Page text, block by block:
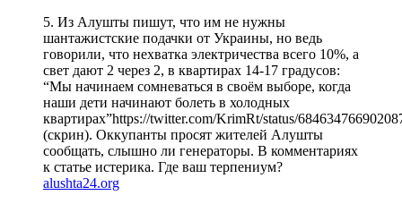
5. Из Алушты пишут, что им не нужны
шантажистские подачки от Украины, но ведь
говорили, что нехватка электричества всего 10%, а
свет дают 2 через 2, в квартирах 14-17 градусов:
“Мы начинаем сомневаться в своём выборе, когда
наши дети начинают болеть в холодных
квартирах”https://twitter.com/KrimRt/status/
(скрин). Оккупанты просят жителей Алушты
сообщать, слышно ли генераторы. В комментариях
к статье истерика. Где ваш терпениум?
alushta24.org